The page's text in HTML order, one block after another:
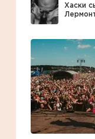
Хаски
бесплатно